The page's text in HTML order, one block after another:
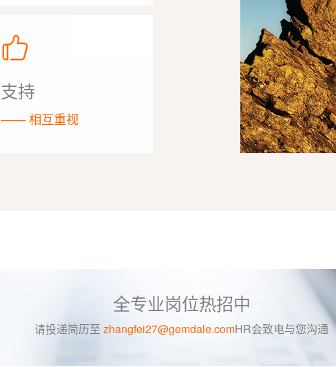
支持
—— 相互重视
全专业岗位热招中
请投递简历至zhangfei27@gemdale.comHR会致电与您沟通